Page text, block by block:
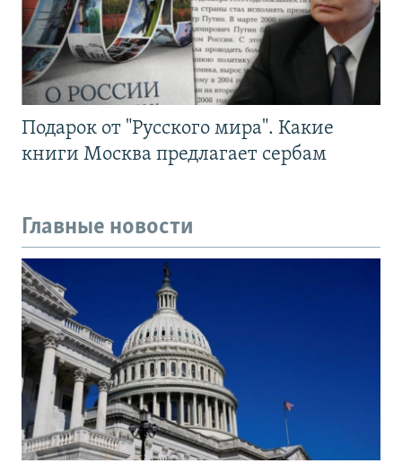
Подарок от "Русского мира". Какие
книги Москва предлагает сербам
Главные новости